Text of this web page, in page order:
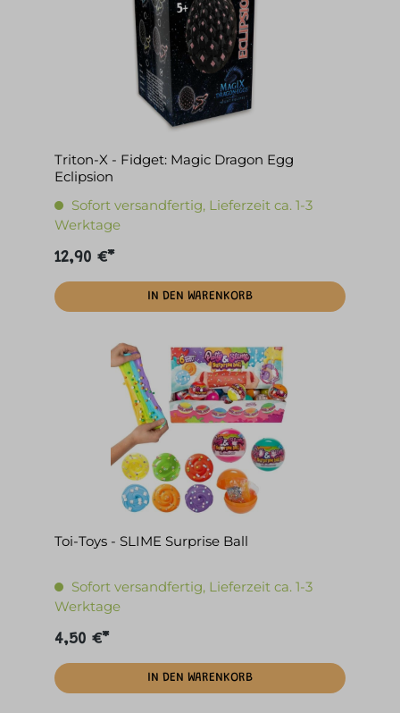
Triton-X - Fidget: Magic Dragon Egg
Eclipsion
Sofort versandfertig, Lieferzeit ca. 1-3
Werktage
12,90 €*
IN DEN WARENKORB
Toi-Toys - SLIME Surprise Ball
Sofort versandfertig, Lieferzeit ca. 1-3
Werktage
4,50 €*
IN DEN WARENKORB